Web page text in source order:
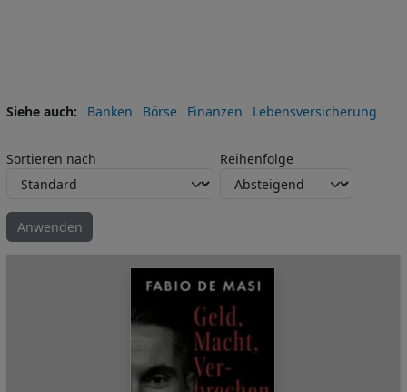
Siehe auch Banken Börse Finanzen Lebensversicherung
Sortieren nach Reihenfolge